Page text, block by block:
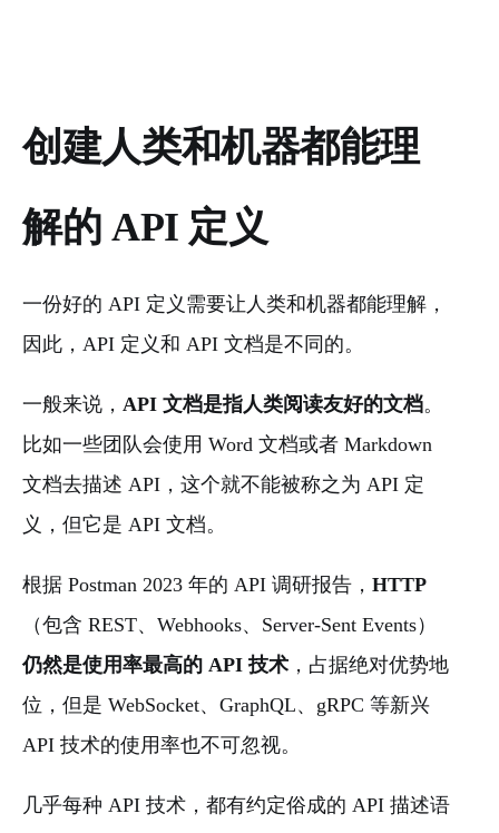
创建人类和机器都能理
解的 API 定义
一份好的 API 定义需要让⼈类和机器都能理解，
因此，API 定义和 API 文档是不同的。
一般来说， API 文档是指人类阅读友好的文档。
比如一些团队会使用 Word 文档或者 Markdown
文档去描述 API，这个就不能被称之为 API 定
义，但它是 API 文档。
根据 Postman 2023 年的 API 调研报告， HTTP
（包含 REST、Webhooks、Server-Sent Events）
仍然是使用率最高的 API 技术 ，占据绝对优势地
位，但是 WebSocket、GraphQL、gRPC 等新兴
API 技术的使用率也不可忽视。
几乎每种 API 技术，都有约定俗成的 API 描述语